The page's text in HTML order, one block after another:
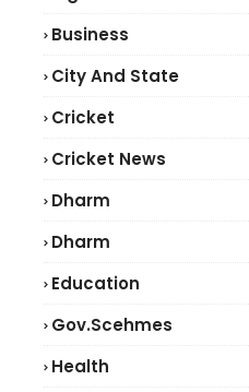
Business
City And State
Cricket
Cricket News
Dharm
Dharm
Education
Gov.scehmes
Health